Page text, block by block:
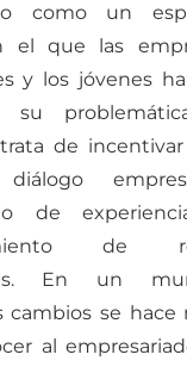
como un
el que las
y los jóvenes
su
de incentivar
de
de
En un
cambios se hace
al